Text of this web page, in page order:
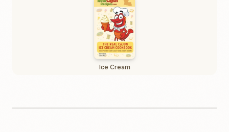
Ice Cream